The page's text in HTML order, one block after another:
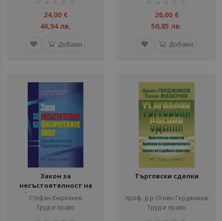
24,00 €
46,94 лв.
Добави
допълнено издание
26,00 €
50,85 лв.
Добави
Закон за
несъстоятелност на
физическите лица
Стефан Кюркчиев
Труд и право
Търговски сделки
проф. д-р Огнян Герджиков
Труд и право